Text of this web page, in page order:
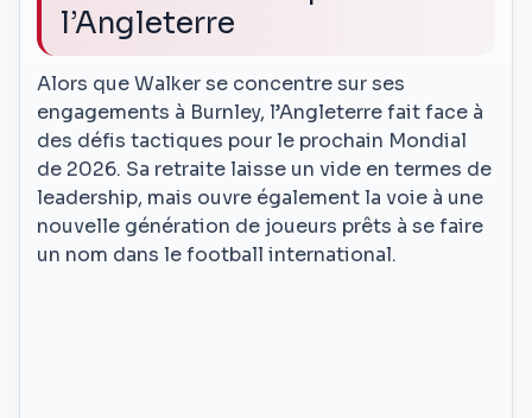
l’Angleterre
Alors que Walker se concentre sur ses
engagements à Burnley, l’Angleterre fait face à
des défis tactiques pour le prochain Mondial
de 2026. Sa retraite laisse un vide en termes de
leadership, mais ouvre également la voie à une
nouvelle génération de joueurs prêts à se faire
un nom dans le football international.